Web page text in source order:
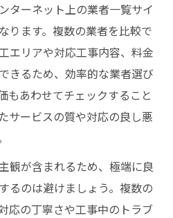
が信頼できる解体業者の
績から業者選びを最適化
解体工事の心得
挨拶がトラブル防止に有
約時に確認すべきポイント
じん対策と業者の配慮
ターネット上の業者一覧サイ
ります。複数の業者を比較で
エリアや対応工事内容、料金
きるため、効率的な業者選び
もあわせてチェックすること
サービスの質や対応の良し悪
観が含まれるため、極端に良
るのは避けましょう。複数の
応の丁寧さや工事中のトラブ